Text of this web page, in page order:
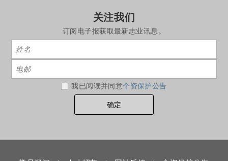
关注我们
订阅电子报获取最新志业讯息。
我已阅读并同意个资保护公告